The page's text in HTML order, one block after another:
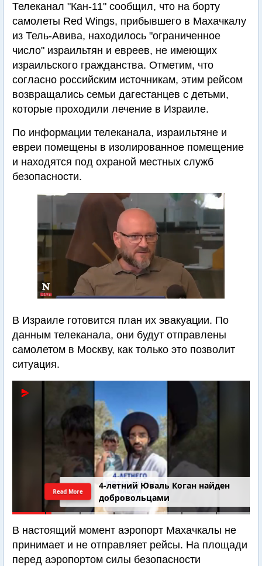
Телеканал "Кан-11" сообщил, что на борту
самолеты Red Wings, прибывшего в Махачкалу
из Тель-Авива, находилось "ограниченное
число" израильтян и евреев, не имеющих
израильского гражданства. Отметим, что
согласно российским источникам, этим рейсом
возвращались семьи дагестанцев с детьми,
которые проходили лечение в Израиле.
По информации телеканала, израильтяне и
евреи помещены в изолированное помещение
и находятся под охраной местных служб
безопасности.
В Израиле готовится план их эвакуации. По
данным телеканала, они будут отправлены
самолетом в Москву, как только это позволит
ситуация.
4-летний Юваль Коган найден
добровольцами
Read More
В настоящий момент аэропорт Махачкалы не
принимает и не отправляет рейсы. На площади
перед аэропортом силы безопасности